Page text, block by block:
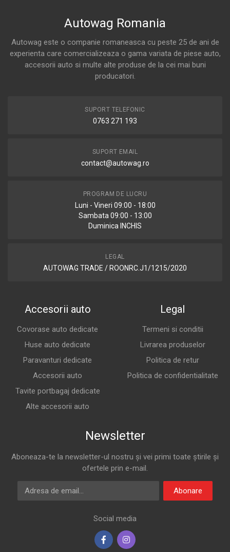
Autowag Romania
Autowag este o companie romaneasca cu peste 25 de ani de
experienta care comercializeaza o gama variata de piese auto,
accesorii auto si multe alte produse de la cei mai buni
producatori.
SUPORT TELEFONIC
0763 271 193
SUPORT EMAIL
contact@autowag.ro
PROGRAM DE LUCRU
Luni - Vineri 09:00 - 18:00
Sambata 09:00 - 13:00
Duminica INCHIS
LEGAL
AUTOWAG TRADE / ROONRC.J1/1215/2020
Accesorii auto
Covorase auto dedicate
Huse auto dedicate
Paravanturi dedicate
Accesorii auto
Tavite portbagaj dedicate
Alte accesorii auto
Legal
Termeni si conditii
Livrarea produselor
Politica de retur
Politica de confidentialitate
Newsletter
Aboneaza-te la newsletter-ul nostru și vei primi toate știrile și
ofertele prin e-mail.
Adresa de email
Abonare
Social media